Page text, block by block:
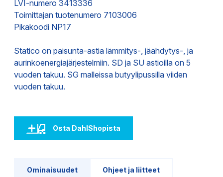
LVI-numero 3413336
Toimittajan tuotenumero 7103006
Pikakoodi NP17
Statico on paisunta-astia lämmitys-, jäähdytys-, ja
aurinkoenergiajärjestelmiin. SD ja SU astioilla on 5
vuoden takuu. SG malleissa butyylipussilla viiden
vuoden takuu.
Osta DahlShopista
Ominaisuudet Ohjeet ja liitteet